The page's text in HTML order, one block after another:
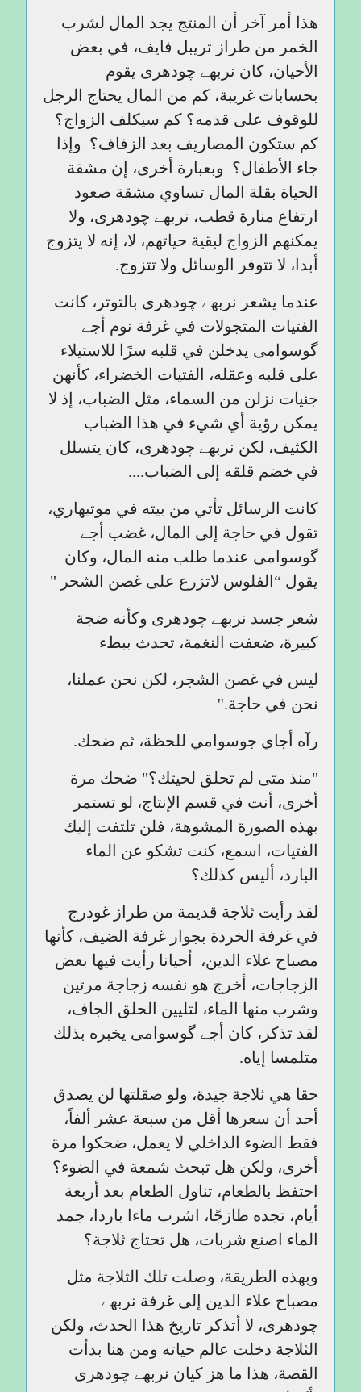
هذا أمر آخر أن المنتج يجد المال لشرب
الخمر من طراز تريبل فايف، في بعض
الأحيان، كان نربھے چودھری يقوم
بحسابات غريبة، كم من المال يحتاج الرجل
للوقوف على قدمه؟ كم سيكلف الزواج؟
كم ستكون المصاريف بعد الزفاف؟ وإذا
جاء الأطفال؟ وبعبارة أخرى، إن مشقة
الحياة بقلة المال تساوي مشقة صعود
ارتفاع منارة قطب، نربھے چودھری، ولا
يمكنهم الزواج لبقية حياتهم، لا، إنه لا يتزوج
أبدا، لا تتوفر الوسائل ولا تتزوج.
عندما يشعر نربھے چودھری بالتوتر، كانت
الفتيات المتجولات في غرفة نوم أجے
گوسوامی يدخلن في قلبه سرًا للاستيلاء
على قلبه وعقله، الفتيات الخضراء، كأنهن
جنيات نزلن من السماء، مثل الضباب، إذ لا
يمكن رؤية أي شيء في هذا الضباب
الكثيف، لكن نربھے چودھری، كان يتسلل
في خضم قلقه إلى الضباب....
كانت الرسائل تأتي من بيته في موتيهاري،
تقول في حاجة إلى المال، غضب أجے
گوسوامی عندما طلب منه المال، وكان
يقول “الفلوس لاتزرع على غصن الشحر "
شعر جسد نربھے چودھری وكأنه ضجة
كبيرة، ضعفت النغمة، تحدث ببطء
ليس في غصن الشجر، لكن نحن عملنا،
نحن في حاجة.''
رآه أجاي جوسوامي للحظة، ثم ضحك.
"منذ متى لم تحلق لحيتك؟" ضحك مرة
أخرى، أنت في قسم الإنتاج، لو تستمر
بهذه الصورة المشوهة، فلن تلتفت إليك
الفتيات، اسمع، كنت تشكو عن الماء
البارد، أليس كذلك؟
لقد رأيت ثلاجة قديمة من طراز غودرج
في غرفة الخردة بجوار غرفة الضيف، كأنها
مصباح علاء الدين، أحيانا رأيت فيها بعض
الزجاجات، أخرج هو نفسه زجاجة مرتين
وشرب منها الماء، لتليين الحلق الجاف،
لقد تذكر، كان أجے گوسوامی يخبره بذلك
متلمسا إياه.
حقا هي ثلاجة جيدة، ولو صقلتها لن يصدق
أحد أن سعرها أقل من سبعة عشر ألفاً،
فقط الضوء الداخلي لا يعمل، ضحكوا مرة
أخرى، ولكن هل تبحث شمعة في الضوء؟
احتفظ بالطعام، تناول الطعام بعد أربعة
أيام، تجده طازجًا، اشرب ماءا باردا، جمد
الماء اصنع شربات، هل تحتاج ثلاجة؟
وبهذه الطريقة، وصلت تلك الثلاجة مثل
مصباح علاء الدين إلى غرفة نربھے
چودھری، لا أتذكر تاريخ هذا الحدث، ولكن
الثلاجة دخلت عالم حياته ومن هنا بدأت
القصة، هذا ما هز كيان نربھے چودھری